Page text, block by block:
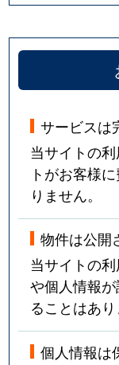
サービスは
当サイトの
トがお客様
りません。
物件は公開
当サイトの
や個人情報
ることはあり
個人情報は